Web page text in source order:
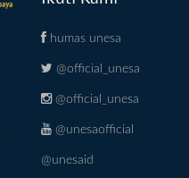
humas unesa
@official_unesa
@official_unesa
@unesaofficial
@unesaid